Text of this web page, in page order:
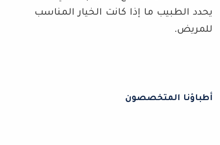
يحدد الطبيب ما إذا كانت الخيار المناسب
للمريض.
أطباؤنا المتخصصون